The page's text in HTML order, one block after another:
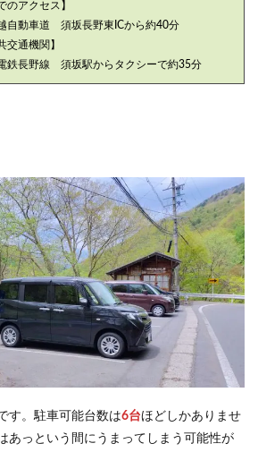
のアクセス】
越自動車道 須坂長野東ICから約40分
交通機関】
鉄長野線 須坂駅からタクシーで約35分
す。駐車可能台数は6台ほどしかありませ
あっという間にうまってしまう可能性が